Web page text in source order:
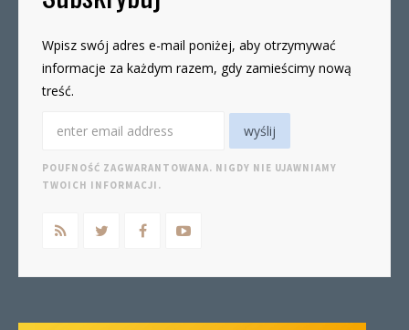
Wpisz swój adres e-mail poniżej, aby otrzymywać
informacje za każdym razem, gdy zamieścimy nową
treść.
POUFNOŚĆ ZAGWARANTOWANA. NIGDY NIE UJAWNIAMY
TWOICH INFORMACJI.